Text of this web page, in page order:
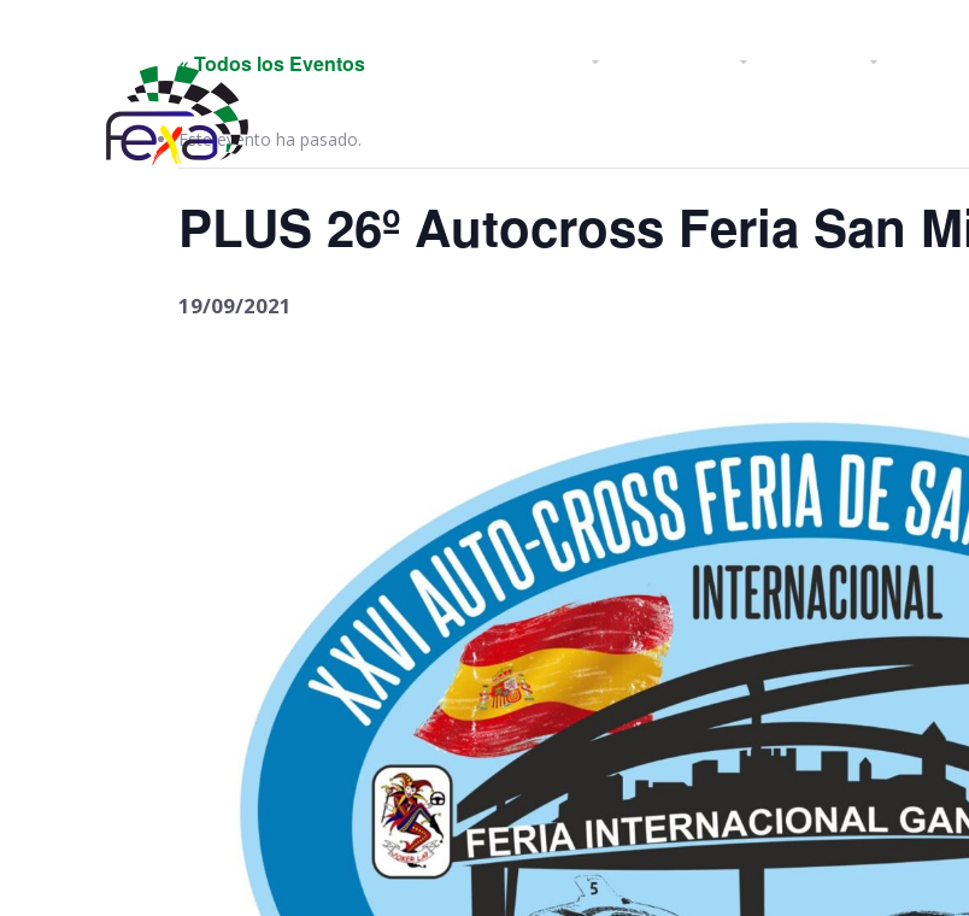
« Todos los Eventos
Este evento ha pasado.
PLUS 26º Autocross Feria San
19/09/2021